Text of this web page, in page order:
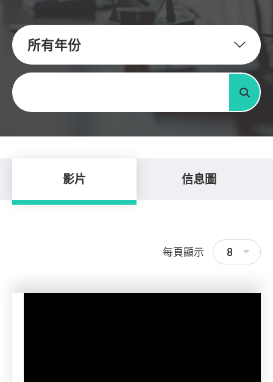
所有年份
關鍵字
搜尋
影片 信息圖
每頁顯示 8